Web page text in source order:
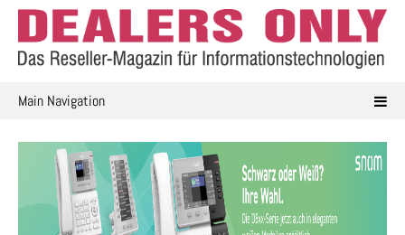
Skip
content
Main Navigation